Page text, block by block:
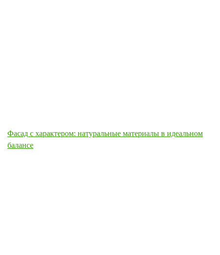
Фасад с характером: натуральные материалы в идеальном
балансе